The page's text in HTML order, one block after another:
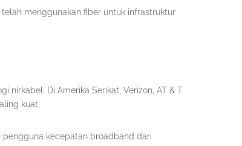
menggunakan fiber untuk infrastruktur
nirkabel. Di Amerika Serikat, Verizon, AT & T
kuat,
kecepatan broadband dari